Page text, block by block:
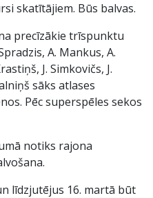
skatītājiem. Būs balvas.
precīzākie trīspunktu
A. Mankus, A.
J. Simkovičs, J.
sāks atlases
Pēc superspēles sekos
notiks rajona
līdzjutējus 16. martā būt